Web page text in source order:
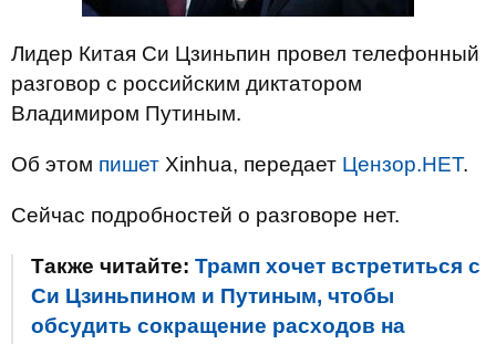
Лидер Китая Си Цзиньпин провел телефонный
разговор с российским диктатором
Владимиром Путиным.
Об этом пишет Xinhua, передает Цензор.НЕТ.
Сейчас подробностей о разговоре нет.
Также читайте: Трамп хочет встретиться с
Си Цзиньпином и Путиным, чтобы
обсудить сокращение расходов на